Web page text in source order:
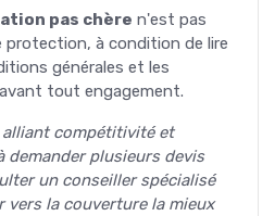
pas chère n'est pas
protection, à condition de lire
générales et les
tout engagement.
compétitivité et
demander plusieurs devis
un conseiller spécialisé
vers la couverture la mieux